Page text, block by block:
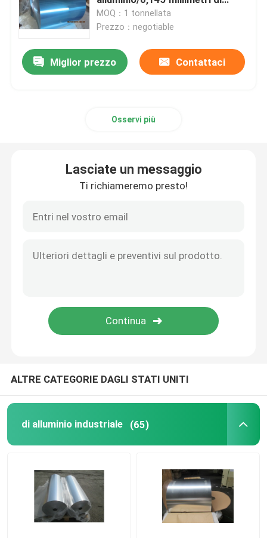
Chiedi un preventivo
di alluminio industriale
nastro di alluminio
Azione di alluminio dell'aletta
Colore bobina di alluminio rivestita
Strato di brasatura placcato di alluminio
azione di alluminio blu della
bobina
MOQ：1 tonnellata
Prezzo：negotiable
Miglior prezzo Contattaci
Osservi più
Lasciate un messaggio
Ti richiameremo presto!
ALTRE CATEGORIE DAGLI STATI UNITI
di alluminio industriale (65)